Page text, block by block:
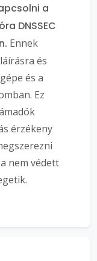
a
DNSSEC
Ennek
és
és a
Ez
érzékeny
nem védett